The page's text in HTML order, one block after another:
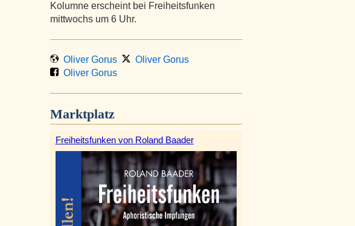
Kolumne erscheint bei Freiheitsfunken
mittwochs um 6 Uhr.
Oliver Gorus
Oliver Gorus
Oliver Gorus
Marktplatz
Freiheitsfunken von Roland Baader